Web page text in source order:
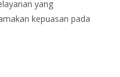
yang
kepuasan pada